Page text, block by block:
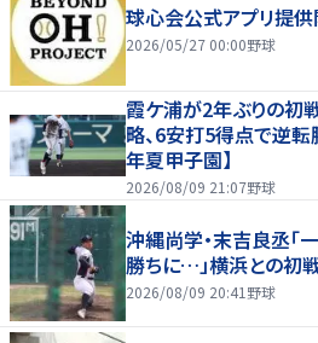
球心会公式アプリ提供
2026/05/27 00:00野球
霞ケ浦が2年ぶりの初
略、6安打5得点で逆転
年夏甲子園】
2026/08/09 21:07野球
沖縄尚学・末吉良丞「
勝ちに…」横浜との初
2026/08/09 20:41 野球